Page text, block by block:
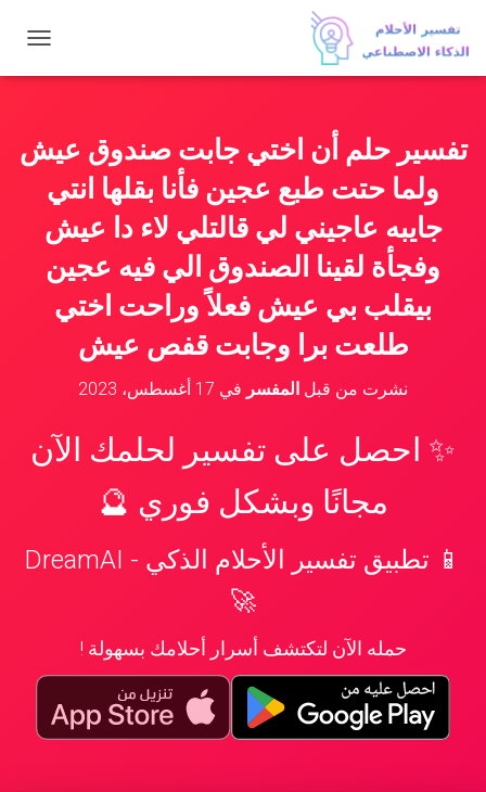
ب
ا
تفسير حلم أن اختي جابت صندوق عيش
ولما حتت طبع عجين فأنا بقلها انتي
جايبه عاجيني لي قالتلي لاء دا عيش
وفجأة لقينا الصندوق الي فيه عجين
بيقلب بي عيش فعلاً وراحت اختي
طلعت برا وجابت قفص عيش
نشرت من قبل المفسر في 17 أغسطس، 2023
✨ احصل على تفسير لحلمك الآن
مجانًا وبشكل فوري 🔮
📱 تطبيق تفسير الأحلام الذكي - DreamAI
🚀
حمله الآن لتكتشف أسرار أحلامك بسهولة !